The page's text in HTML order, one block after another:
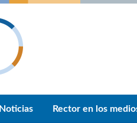
Noticias Rector en los